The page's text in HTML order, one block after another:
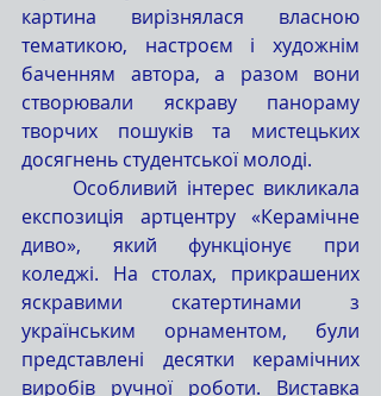
картина вирізнялася власною
тематикою, настроєм і художнім
баченням автора, а разом вони
створювали яскраву панораму
творчих пошуків та мистецьких
досягнень студентської молоді.
експозиція артцентру «Керамічне
диво», який функціонує при
коледжі. На столах, прикрашених
яскравими скатертинами з
українським орнаментом, були
представлені десятки керамічних
виробів ручної роботи. Виставка